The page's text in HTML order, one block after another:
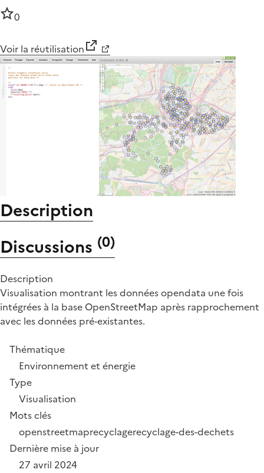
0
Voir la réutilisation
Description
Discussions (0)
Description
Visualisation montrant les données opendata une fois
intégrées à la base OpenStreetMap après rapprochement
avec les données pré-existantes.
Thématique
Environnement et énergie
Type
Visualisation
Mots clés
openstreetmaprecyclagerecyclage-des-dechets
Dernière mise à jour
27 avril 2024